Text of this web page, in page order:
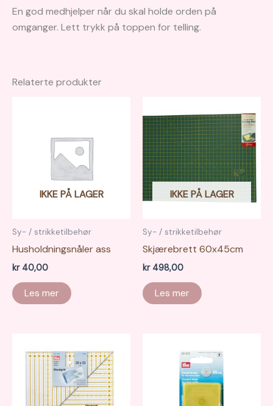
En god medhjelper når du skal holde orden på
omganger. Lett trykk på toppen for telling.
Relaterte produkter
IKKE PÅ LAGER
Sy- / strikketilbehør
Husholdningsnåler ass
kr40,00
Les mer
IKKE PÅ LAGER
Sy- / strikketilbehør
Skjærebrett 60x45cm
kr498,00
Les mer